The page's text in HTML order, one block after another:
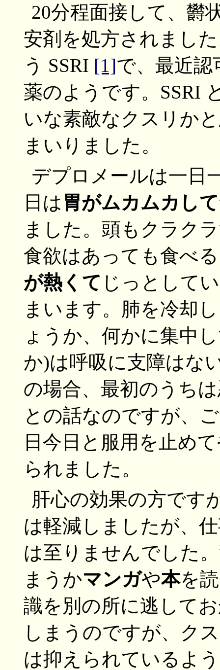
20分程面接して、欝
安剤を処方されまし
う SSRI [1]で、最近
薬のようです。SSRI
いな素敵なクスリか
まいりました。
デプロメールは一日
日は 胃がムカムカして
ました。頭もクラク
食欲はあっても食べ
が熱くて じっとして
まいます。肺を冷却
ょうか、何かに集中
か)は呼吸に支障はな
の場合、最初のうち
との話なのですが、
日今日と服用を止め
られました。
肝心の効果の方です
は軽減しましたが、
は至りませんでした
まうかマンガや本を
識を別の所に逃して
しまうのですが、ク
は抑えられているよ